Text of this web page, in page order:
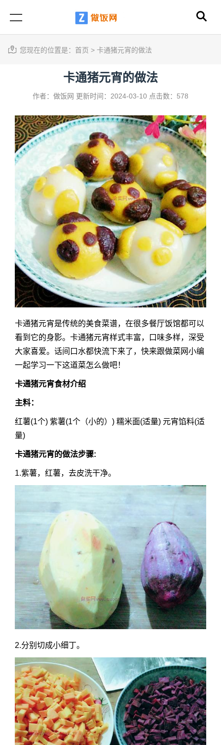
您现在的位置是： 首页 > 卡通猪元宵的做法
卡通猪元宵的做法
作者：做饭网 更新时间：2024-03-10 点击数：578
卡通猪元宵是传统的美食菜谱，在很多餐厅饭馆都可以
看到它的身影。卡通猪元宵样式丰富，口味多样，深受
大家喜爱。话间口水都快流下来了，快来跟做菜网小编
一起学习一下这道菜怎么做吧！
卡通猪元宵食材介绍
主料：
红薯(1个) 紫薯(1个（小的）) 糯米面(适量) 元宵馅料(适
量)
卡通猪元宵的做法步骤:
1.紫薯，红薯，去皮洗干净。
2.分别切成小细丁。